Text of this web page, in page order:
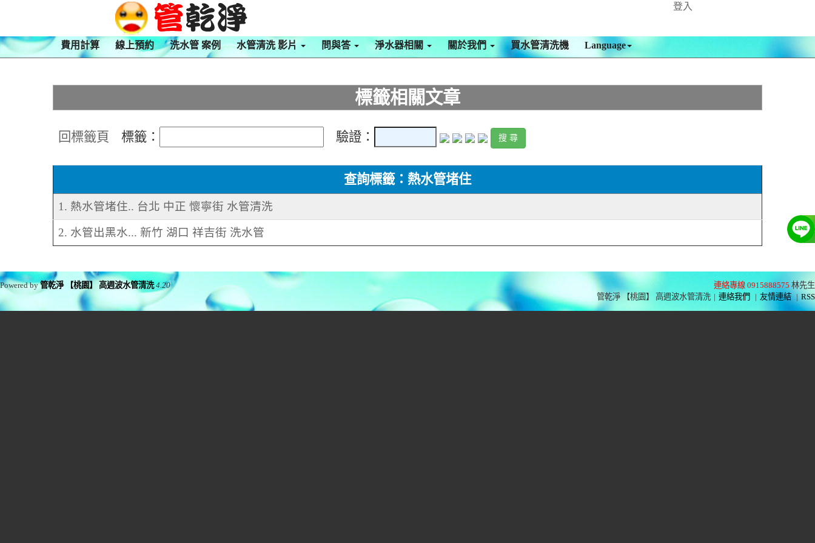
登入
費用計算 線上預約 洗水管 案例 水管清洗 影片 問與答 淨水器相關 關於我們 買水管清洗機 Language
標籤相關文章
回標籤頁 標籤： 驗證：
查詢標籤：熱水管堵住
1. 熱水管堵住.. 台北 中正 懷寧街 水管清洗
2. 水管出黑水... 新竹 湖口 祥吉街 洗水管
連絡專線 0915888575 林先生
管乾淨 【桃園】 高週波水管清洗 | 連絡我們 | 友情連結 | RSS
Powered by管乾淨 【桃園】 高週波水管清洗 4.20